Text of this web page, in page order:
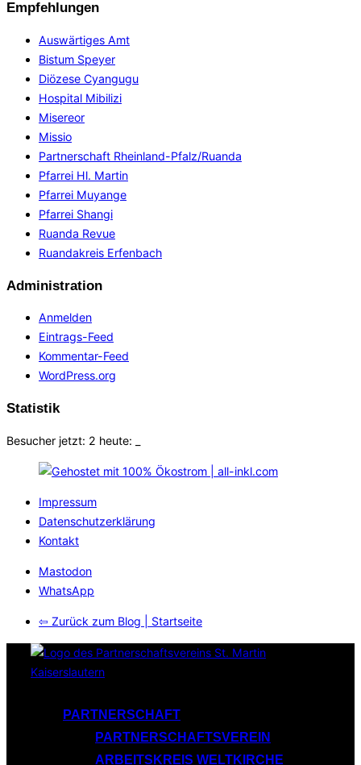
Empfehlungen
Auswärtiges Amt
Bistum Speyer
Diözese Cyangugu
Hospital Mibilizi
Misereor
Missio
Partnerschaft Rheinland-Pfalz/Ruanda
Pfarrei Hl. Martin
Pfarrei Muyange
Pfarrei Shangi
Ruanda Revue
Ruandakreis Erfenbach
Administration
Anmelden
Eintrags-Feed
Kommentar-Feed
WordPress.org
Statistik
Besucher jetzt: 2 heute:
Impressum
Datenschutzerklärung
Kontakt
Mastodon
WhatsApp
⇦ Zurück zum Blog | Startseite
Inhalt
PARTNERSCHAFT
PARTNERSCHAFTSVEREIN
ARBEITSKREIS WELTKIRCHE